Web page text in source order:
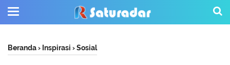
Beranda› Inspirasi ›Sosial